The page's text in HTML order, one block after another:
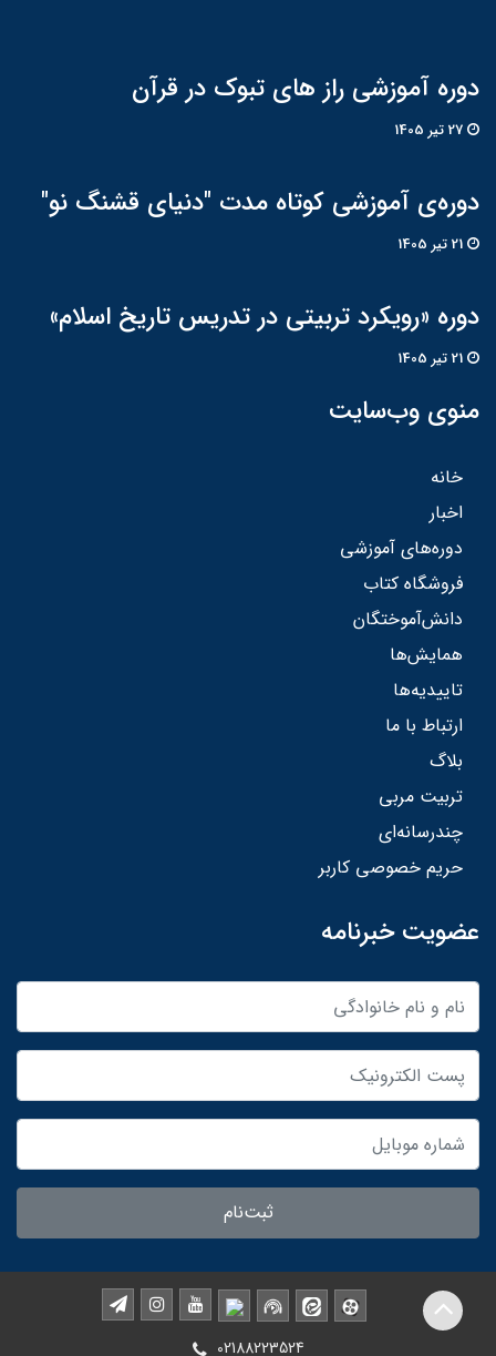
دوره آموزشی راز های تبوک در قرآن
دوره‌ی آموزشی کوتاه مدت "دنیای قشنگ نو"
دوره «رویکرد تربیتی در تدریس تاریخ اسلام»
منوی وب‌سایت
خانه
اخبار
دوره‌های آموزشی
فروشگاه کتاب
دانش‌آموختگان
همایش‌ها
تاییدیه‌ها
ارتباط با ما
بلاگ
تربیت مربی
چندرسانه‌ای
حریم خصوصی کاربر
عضویت خبرنامه
ثبت‌نام
02188223524